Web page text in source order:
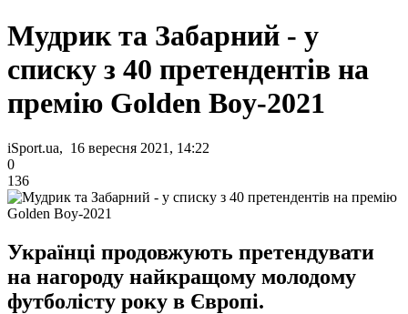
Мудрик та Забарний - у
списку з 40 претендентів на
премію Golden Boy-2021
iSport.ua, 16 вересня 2021, 14:22
0
136
Українці продовжують претендувати
на нагороду найкращому молодому
футболісту року в Європі.